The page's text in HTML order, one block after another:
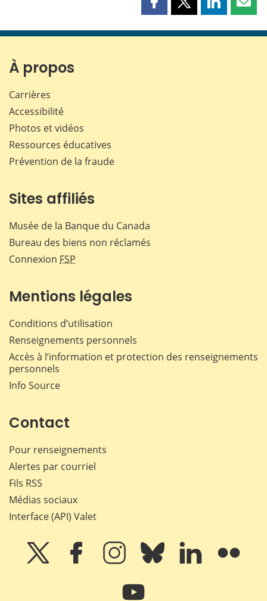
Partager
page
Partager
page
Partager
page page
À propos
Carrières
Accessibilité
Photos et vidéos
Ressources éducatives
Prévention de la fraude
Sites affiliés
Musée de la Banque du Canada
Bureau des biens non réclamés
Connexion FSP
Mentions légales
Conditions d’utilisation
Renseignements personnels
Accès à l’information et protection des renseignements
personnels
Info Source
Contact
Pour renseignements
Alertes par courriel
Fils RSS
Médias sociaux
Interface (API) Valet